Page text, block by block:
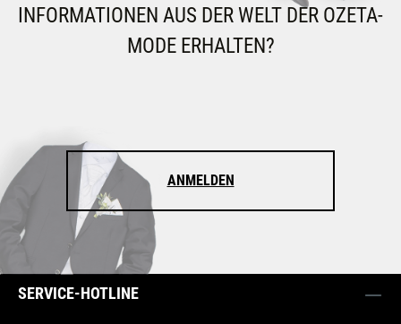
INFORMATIONEN AUS DER WELT DER OZETA-
MODE ERHALTEN?
ANMELDEN
SERVICE-HOTLINE